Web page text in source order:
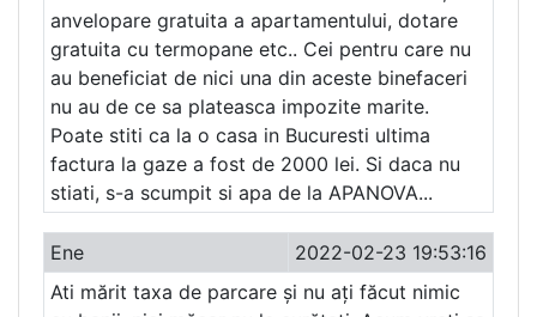
anvelopare gratuita a apartamentului, dotare
gratuita cu termopane etc.. Cei pentru care nu
au beneficiat de nici una din aceste binefaceri
nu au de ce sa plateasca impozite marite.
Poate stiti ca la o casa in Bucuresti ultima
factura la gaze a fost de 2000 lei. Si daca nu
stiati, s-a scumpit si apa de la APANOVA...
Ene
2022-02-23 19:53:16
Ati mărit taxa de parcare și nu ați făcut nimic